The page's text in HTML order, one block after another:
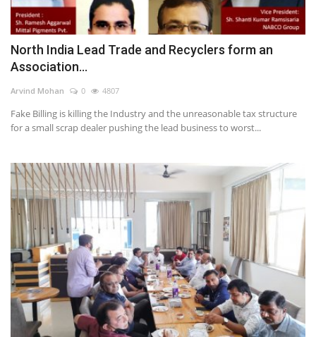
North India Lead Trade and Recyclers form an
Association...
Arvind Mohan 0 4807
Fake Billing is killing the Industry and the unreasonable tax structure
for a small scrap dealer pushing the lead business to worst...